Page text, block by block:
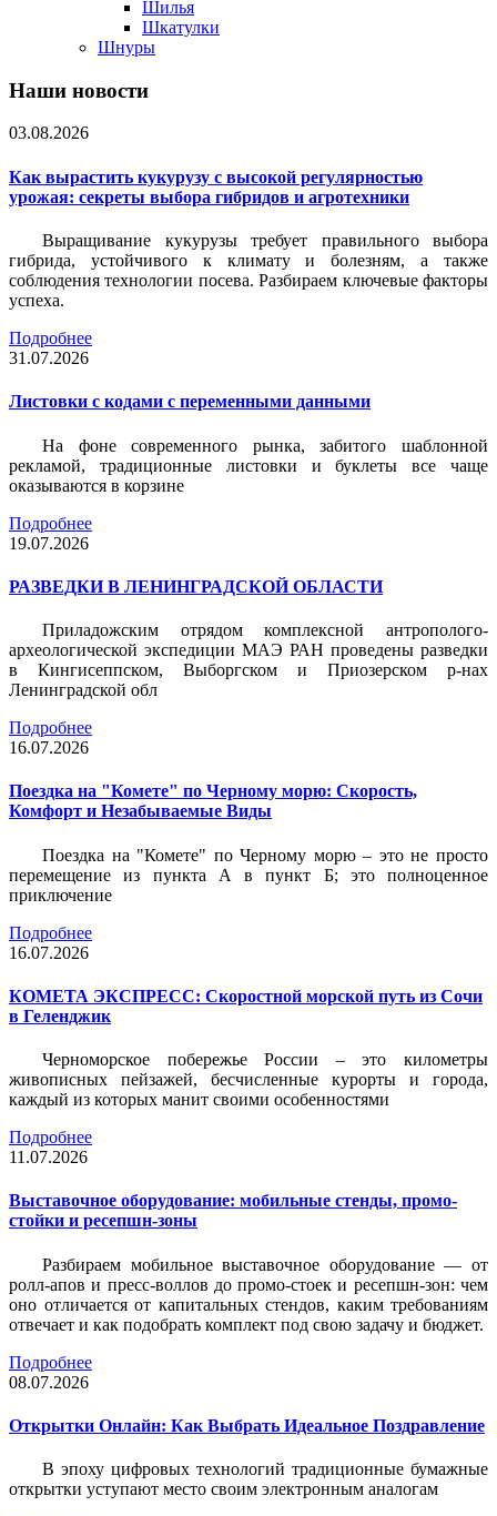
Шилья
Шкатулки
Шнуры
Наши новости
03.08.2026
Как вырастить кукурузу с высокой регулярностью
урожая: секреты выбора гибридов и агротехники
Выращивание кукурузы требует правильного выбора
гибрида, устойчивого к климату и болезням, а также
соблюдения технологии посева. Разбираем ключевые факторы
успеха.
Подробнее
31.07.2026
Листовки c кодами с переменными данными
На фоне современного рынка, забитого шаблонной
рекламой, традиционные листовки и буклеты все чаще
оказываются в корзине
Подробнее
19.07.2026
РАЗВЕДКИ В ЛЕНИНГРАДСКОЙ ОБЛАСТИ
Приладожским отрядом комплексной антрополого-
археологической экспедиции МАЭ РАН проведены разведки
в Кингисеппском, Выборгском и Приозерском р-нах
Ленинградской обл
Подробнее
16.07.2026
Поездка на "Комете" по Черному морю: Скорость,
Комфорт и Незабываемые Виды
Поездка на "Комете" по Черному морю – это не просто
перемещение из пункта А в пункт Б; это полноценное
приключение
Подробнее
16.07.2026
КОМЕТА ЭКСПРЕСС: Скоростной морской путь из Сочи
в Геленджик
Черноморское побережье России – это километры
живописных пейзажей, бесчисленные курорты и города,
каждый из которых манит своими особенностями
Подробнее
11.07.2026
Выставочное оборудование: мобильные стенды, промо-
стойки и ресепшн-зоны
Разбираем мобильное выставочное оборудование — от
ролл-апов и пресс-воллов до промо-стоек и ресепшн-зон: чем
оно отличается от капитальных стендов, каким требованиям
отвечает и как подобрать комплект под свою задачу и бюджет.
Подробнее
08.07.2026
Открытки Онлайн: Как Выбрать Идеальное Поздравление
В эпоху цифровых технологий традиционные бумажные
открытки уступают место своим электронным аналогам